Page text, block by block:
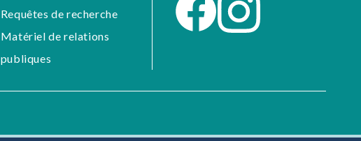
Requêtes de recherche
Matériel de relations
publiques